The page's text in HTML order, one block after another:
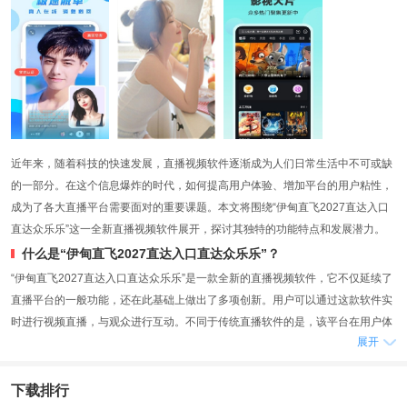
近年来，随着科技的快速发展，直播视频软件逐渐成为人们日常生活中不可或缺
的一部分。在这个信息爆炸的时代，如何提高用户体验、增加平台的用户粘性，
成为了各大直播平台需要面对的重要课题。本文将围绕“伊甸直飞2027直达入口
直达众乐乐”这一全新直播视频软件展开，探讨其独特的功能特点和发展潜力。
什么是“伊甸直飞2027直达入口直达众乐乐”？
“伊甸直飞2027直达入口直达众乐乐”是一款全新的直播视频软件，它不仅延续了
直播平台的一般功能，还在此基础上做出了多项创新。用户可以通过这款软件实
时进行视频直播，与观众进行互动。不同于传统直播软件的是，该平台在用户体
在“伊甸直飞2027直达入口直达众乐乐”的设计中，用户界面被高度简化，极大提
展开
下载排行